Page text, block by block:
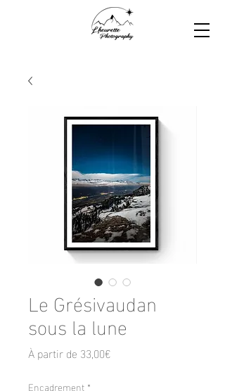
Le Grésivaudan
sous la lune
À partir de 33,00€Prix
Encadrement *